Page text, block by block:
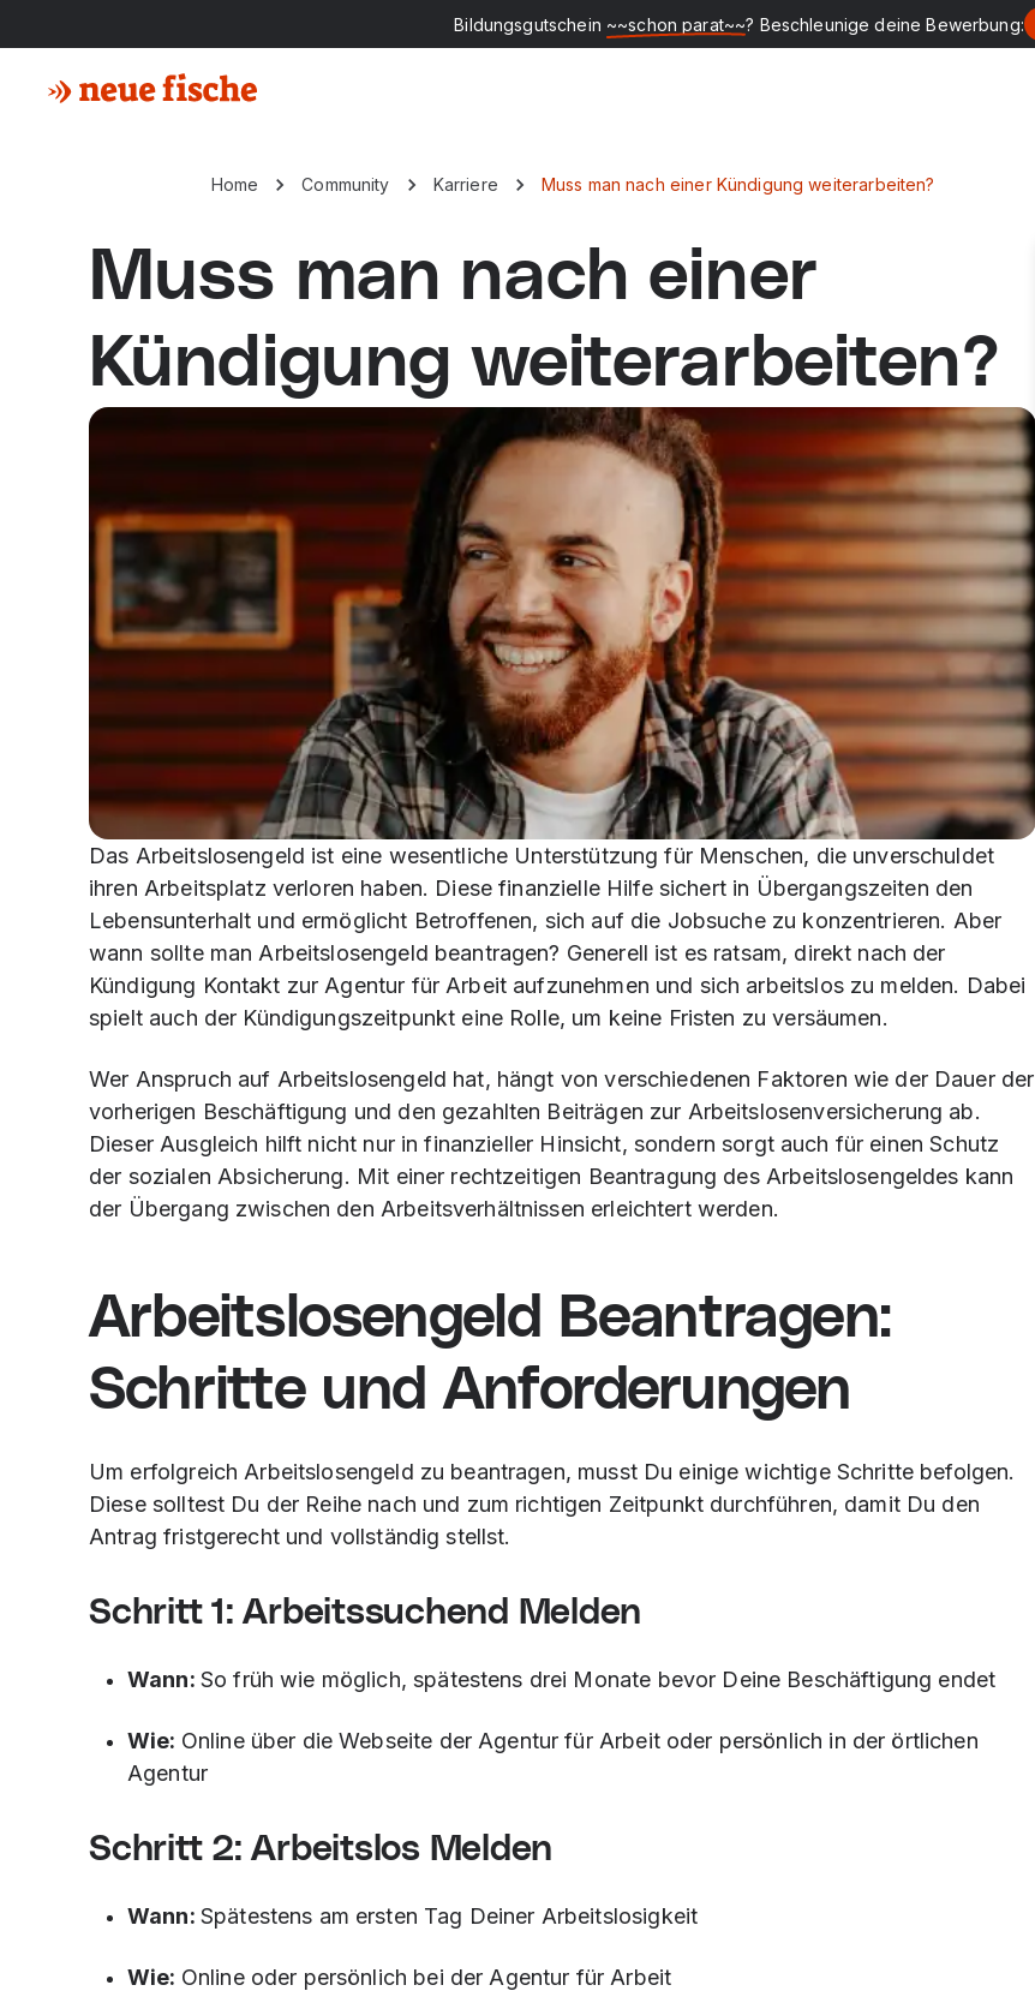
Bildungsgutschein ~~schon parat~~? Beschleunige deine Bewerbung:
Home Community Karriere Muss man nach einer Kündigung weiterarbeiten?
Muss man nach einer
Kündigung weiterarbeiten?
Das Arbeitslosengeld ist eine wesentliche Unterstützung für Menschen, die unverschuldet
ihren Arbeitsplatz verloren haben. Diese finanzielle Hilfe sichert in Übergangszeiten den
Lebensunterhalt und ermöglicht Betroffenen, sich auf die Jobsuche zu konzentrieren. Aber
wann sollte man Arbeitslosengeld beantragen? Generell ist es ratsam, direkt nach der
Kündigung Kontakt zur Agentur für Arbeit aufzunehmen und sich arbeitslos zu melden. Dabei
spielt auch der Kündigungszeitpunkt eine Rolle, um keine Fristen zu versäumen.
Wer Anspruch auf Arbeitslosengeld hat, hängt von verschiedenen Faktoren wie der Dauer der
vorherigen Beschäftigung und den gezahlten Beiträgen zur Arbeitslosenversicherung ab.
Dieser Ausgleich hilft nicht nur in finanzieller Hinsicht, sondern sorgt auch für einen Schutz
der sozialen Absicherung. Mit einer rechtzeitigen Beantragung des Arbeitslosengeldes kann
der Übergang zwischen den Arbeitsverhältnissen erleichtert werden.
Arbeitslosengeld Beantragen:
Schritte und Anforderungen
Um erfolgreich Arbeitslosengeld zu beantragen, musst Du einige wichtige Schritte befolgen.
Diese solltest Du der Reihe nach und zum richtigen Zeitpunkt durchführen, damit Du den
Antrag fristgerecht und vollständig stellst.
Schritt 1: Arbeitssuchend Melden
Wann: So früh wie möglich, spätestens drei Monate bevor Deine Beschäftigung endet
Wie: Online über die Webseite der Agentur für Arbeit oder persönlich in der örtlichen
Agentur
Schritt 2: Arbeitslos Melden
Wann: Spätestens am ersten Tag Deiner Arbeitslosigkeit
Wie: Online oder persönlich bei der Agentur für Arbeit